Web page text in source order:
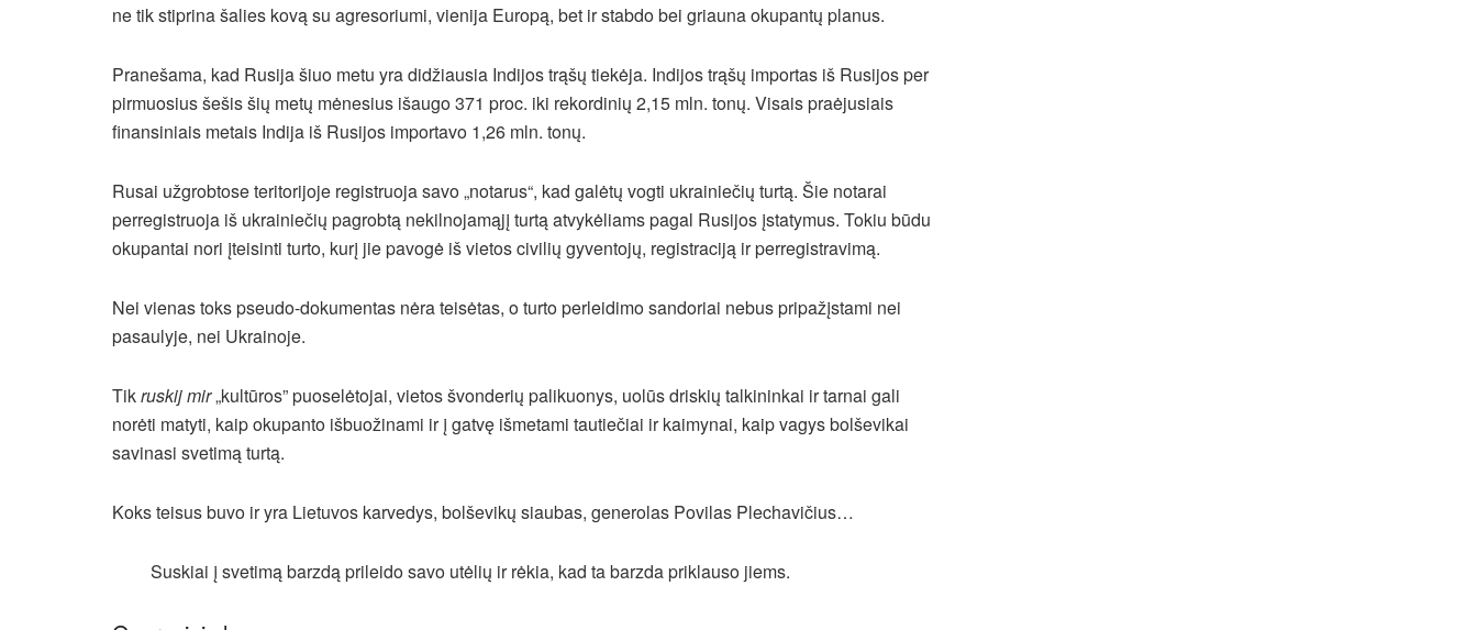
ne tik stiprina šalies kovą su agresoriumi, vienija Europą, bet ir stabdo bei griauna okupantų planus.
Pranešama, kad Rusija šiuo metu yra didžiausia Indijos trąšų tiekėja. Indijos trąšų importas iš Rusijos per
pirmuosius šešis šių metų mėnesius išaugo 371 proc. iki rekordinių 2,15 mln. tonų. Visais praėjusiais
finansiniais metais Indija iš Rusijos importavo 1,26 mln. tonų.
Rusai užgrobtose teritorijoje registruoja savo „notarus“, kad galėtų vogti ukrainiečių turtą. Šie notarai
perregistruoja iš ukrainiečių pagrobtą nekilnojamąjį turtą atvykėliams pagal Rusijos įstatymus. Tokiu būdu
okupantai nori įteisinti turto, kurį jie pavogė iš vietos civilių gyventojų, registraciją ir perregistravimą.
Nei vienas toks pseudo-dokumentas nėra teisėtas, o turto perleidimo sandoriai nebus pripažįstami nei
pasaulyje, nei Ukrainoje.
Tikruskij mir„kultūros” puoselėtojai, vietos švonderių palikuonys, uolūs driskių talkininkai ir tarnai gali
norėti matyti, kaip okupanto išbuožinami ir į gatvę išmetami tautiečiai ir kaimynai, kaip vagys bolševikai
savinasi svetimą turtą.
Koks teisus buvo ir yra Lietuvos karvedys, bolševikų siaubas, generolas Povilas Plechavičius…
Suskiai į svetimą barzdą prileido savo utėlių ir rėkia, kad ta barzda priklauso jiems.